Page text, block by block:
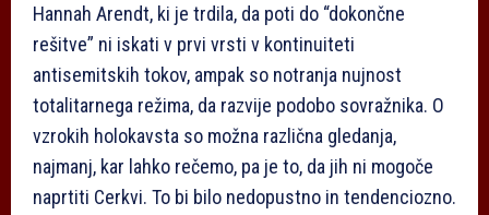
Hannah Arendt, ki je trdila, da poti do “dokončne
rešitve” ni iskati v prvi vrsti v kontinuiteti
antisemitskih tokov, ampak so notranja nujnost
totalitarnega režima, da razvije podobo sovražnika. O
vzrokih holokavsta so možna različna gledanja,
najmanj, kar lahko rečemo, pa je to, da jih ni mogoče
naprtiti Cerkvi. To bi bilo nedopustno in tendenciozno.